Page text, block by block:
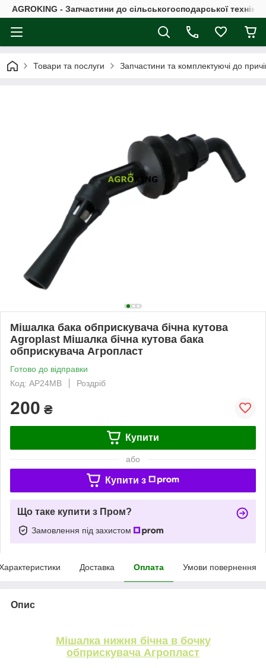
AGROKING - Запчастини до сільськогосподарської
Товари та послуги Запчастини та комплектуючі до
Мішалка бака обприскувача бічна кутова
Agroplast Мішалка бічна кутова бака
обприскувача Агропласт
Готово до відправки
Код: AP24MB
Роздріб
200 ₴
Купити
або
Купити з
Що таке купити з Пром?
Замовлення під захистом
Доставка Оплата Умови повернення
Опис
Мішалка нижня бічна в бочку
обприскувача Агропласт